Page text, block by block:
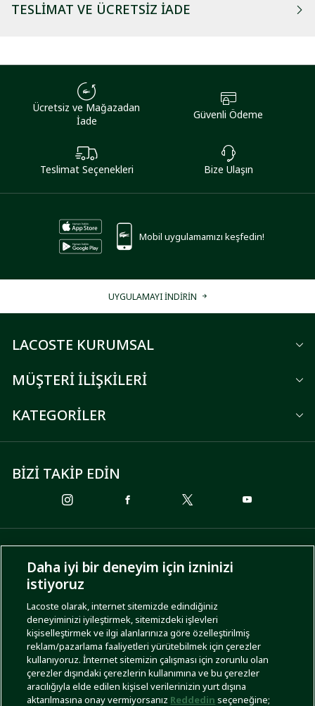
TESLIMAT VE ÜCRETSIZ İADE
Ücretsiz ve Mağazadan
İade
Güvenli Ödeme
Teslimat Seçenekleri Bize Ulaşın
Mobil uygulamamızı keşfedin!
UYGULAMAYI İNDİRİN
LACOSTE KURUMSAL
MÜŞTERİ İLİŞKİLERİ
KATEGORİLER
BİZİ TAKİP EDİN
ÖDEME SEÇENEKLERİ
KARGO SEÇENEKLERİ
Daha iyi bir deneyim için izninizi
istiyoruz
Lacoste olarak, internet sitemizde edindiğiniz
deneyiminizi iyileştirmek, sitemizdeki işlevleri
kişiselleştirmek ve ilgi alanlarınıza göre özelleştirilmiş
reklam/pazarlama faaliyetleri yürütebilmek için çerezler
kullanıyoruz. İnternet sitemizin çalışması için zorunlu olan
çerezler dışındaki çerezlerin kullanımına ve bu çerezler
aracılığıyla elde edilen kişisel verilerinizin yurt dışına
aktarılmasına onay vermiyorsanız Reddedin seçeneğine;